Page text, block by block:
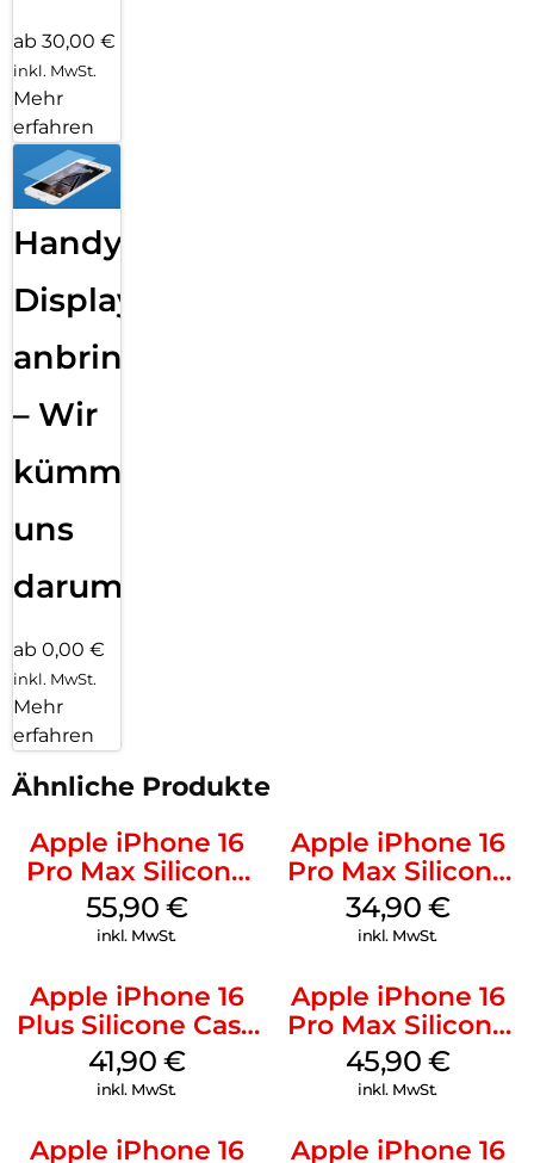
ab 30,00 €
inkl. MwSt.
Mehr
erfahren
Handy
Displayfolie
anbringen
– Wir
kümmern
uns
darum!
ab 0,00 €
inkl. MwSt.
Mehr
erfahren
Ähnliche Produkte
Apple iPhone 16
Pro Max Silicone
Case MagSafe
Stone Gray
55,90 €
inkl. MwSt.
Apple iPhone 16
Pro Max Silicone
Case MagSafe
Denim
34,90 €
inkl. MwSt.
Apple iPhone 16
Plus Silicone Case
MagSafe Stone
Gray
41,90 €
inkl. MwSt.
Apple iPhone 16
Pro Max Silicone
Case MagSafe
Ultramarine
45,90 €
inkl. MwSt.
Apple iPhone 16
Apple iPhone 16